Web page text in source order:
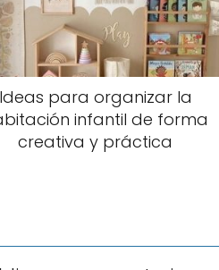
Ideas para organizar la
infantil de forma
creativa y práctica